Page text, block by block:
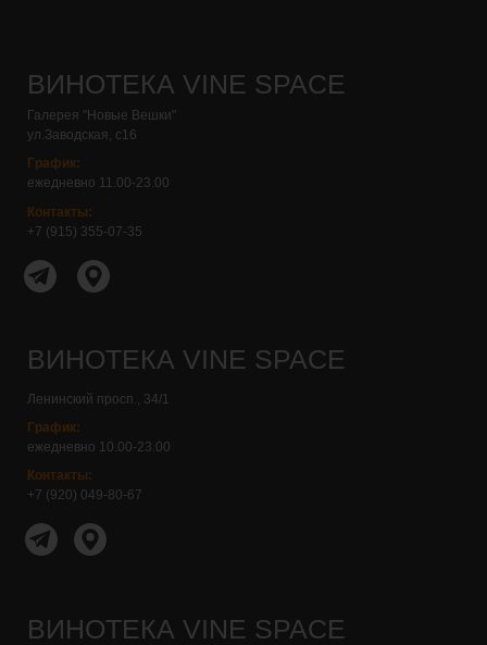
Контакты:+7 (916) 160-03-68
ВИНОТЕКА VINE SPACE
ВИНОТЕКА VINE SPACE
Галерея "Новые Вешки"
ул.Заводская, с16
Ленинский просп., 34/1
График:
ежедневно 11.00-23.00
График:
ежедневно 10.00-23.00
Контакты:+7 (920) 049-80-67
ВИНОТЕКА VINE SPACE
Контакты:
+7 (915) 355-07-35
Контакты:
+7 (920) 049-80-67